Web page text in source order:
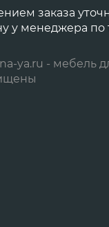
заказа
у менеджера по
ya.ru - мебель